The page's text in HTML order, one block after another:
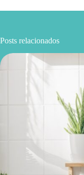
Posts relacionados